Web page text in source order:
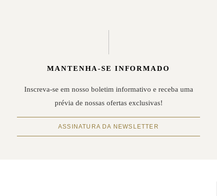
MANTENHA-SE INFORMADO
Inscreva-se em nosso boletim informativo e receba uma
prévia de nossas ofertas exclusivas!
ASSINATURA DA NEWSLETTER